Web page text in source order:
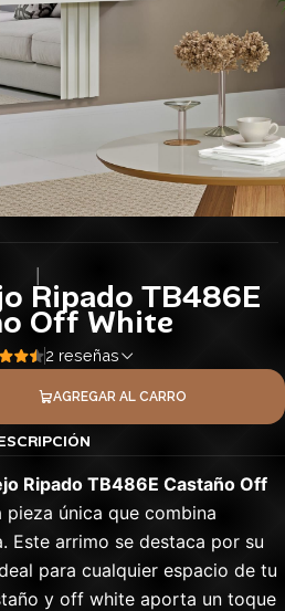
Ripado TB486E
Off White
2 reseñas
AGREGAR AL CARRO
Ripado TB486E Castaño Off
pieza única que combina
Este arrimo se destaca por su
para cualquier espacio de tu
y off white aporta un toque